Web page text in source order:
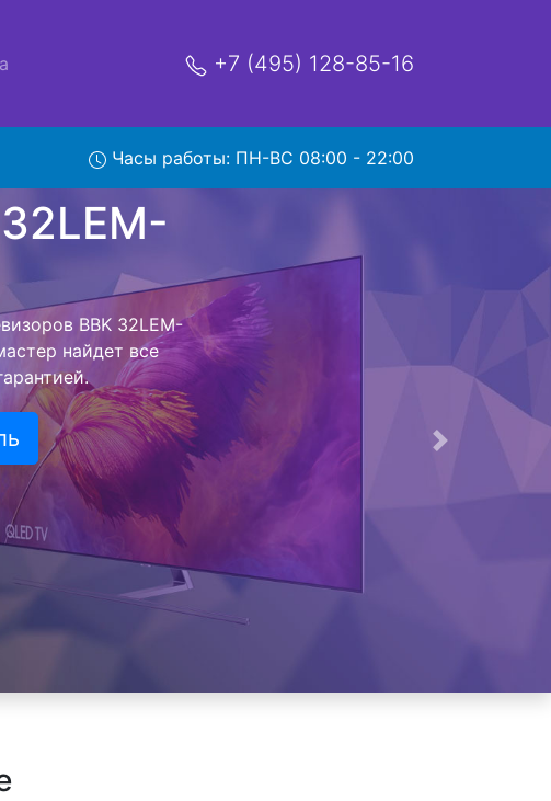
+7 (495) 128-85-16
Часы работы: ПН-ВС 08:00 - 22:00
центр и обратно
телевизор для
ремонта
обратно.
Следующая